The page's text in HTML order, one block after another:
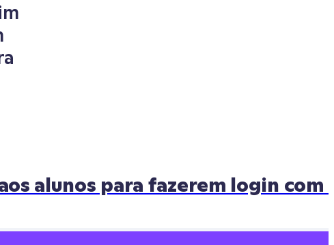
alunos para fazerem login com